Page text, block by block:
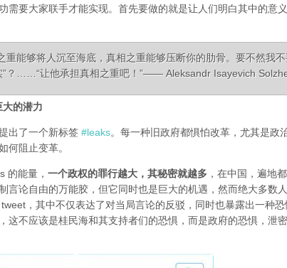
需要大家联手才能实现。首先要做的就是让人们明白其中的意
重能够将人沉至海底，真相之重能够压断你的肋骨。要不然我
”？……“让他承担真相之重吧！”—— Aleksandr Isayevich
的潜力
出了一个新标签 #leaks。每一种旧政府都惧怕改革，尤其是政
何阻止变革。
的能量， 一个政权的罪行越大，其秘密就越多 ，在中国，遍地
言论自由的万能胶，但它同时也是巨大的机遇，然而绝大多数
，其中不仅表达了对当局言论的反驳，同时也暴露出一种
这不应该是桂民海和其支持者们的恐惧，而是政府的恐惧，泄